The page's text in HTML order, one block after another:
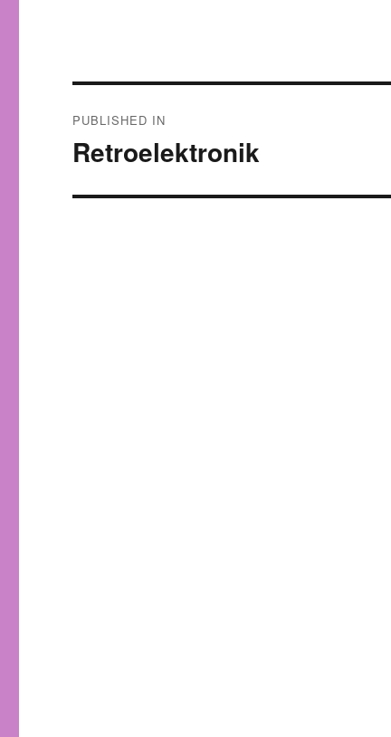
navigation
PUBLISHED IN
Retroelektronik